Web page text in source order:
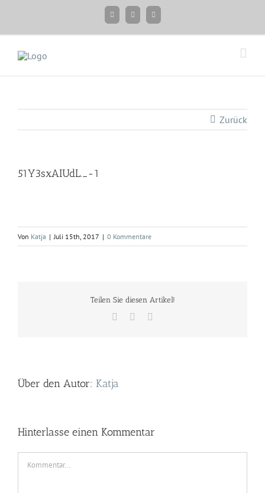
FacebookInstagramTwitter
Zurück
51Y3sxAIUdL._-1
Von Katja | Juli 15th, 2017 | 0 Kommentare
Teilen Sie diesen Artikel!
Facebook
Twitter
Über den Autor: Katja
Hinterlasse einen Kommentar
Kommentar